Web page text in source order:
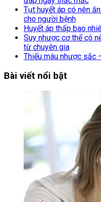
Tụt huyết áp có nên
cho người bệnh
Huyết áp thấp bao
Suy nhược cơ thể có
từ chuyên gia
Thiếu máu nhược sắc
Bài viết nổi bật